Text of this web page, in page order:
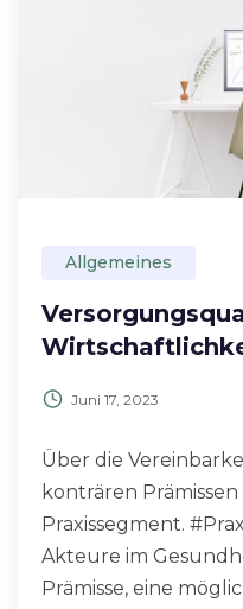
Allgemeines
Juni 17, 2023
Über die
konträren
Praxissegment.
Akteure im
Prämisse, eine